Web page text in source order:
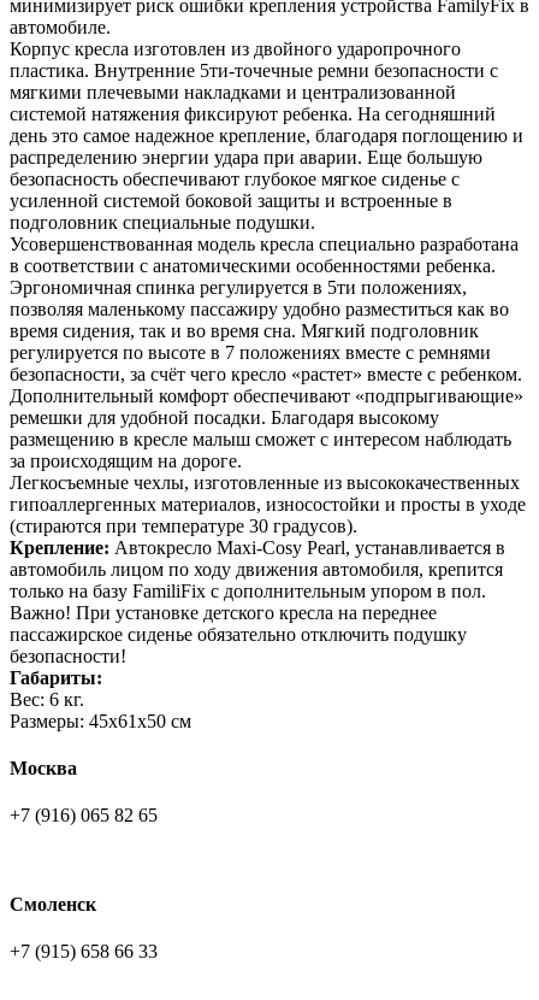
минимизирует риск ошибки крепления устройства FamilyFix в
автомобиле.
Корпус кресла изготовлен из двойного ударопрочного
пластика. Внутренние 5ти-точечные ремни безопасности с
мягкими плечевыми накладками и централизованной
системой натяжения фиксируют ребенка. На сегодняшний
день это самое надежное крепление, благодаря поглощению и
распределению энергии удара при аварии. Еще большую
безопасность обеспечивают глубокое мягкое сиденье с
усиленной системой боковой защиты и встроенные в
подголовник специальные подушки.
Усовершенствованная модель кресла специально разработана
в соответствии с анатомическими особенностями ребенка.
Эргономичная спинка регулируется в 5ти положениях,
позволяя маленькому пассажиру удобно разместиться как во
время сидения, так и во время сна. Мягкий подголовник
регулируется по высоте в 7 положениях вместе с ремнями
безопасности, за счёт чего кресло «растет» вместе с ребенком.
Дополнительный комфорт обеспечивают «подпрыгивающие»
ремешки для удобной посадки. Благодаря высокому
размещению в кресле малыш сможет с интересом наблюдать
за происходящим на дороге.
Легкосъемные чехлы, изготовленные из высококачественных
гипоаллергенных материалов, износостойки и просты в уходе
(стираются при температуре 30 градусов).
Крепление: Автокресло Maxi-Cosy Pearl, устанавливается в
автомобиль лицом по ходу движения автомобиля, крепится
только на базу FamiliFix с дополнительным упором в пол.
Важно! При установке детского кресла на переднее
пассажирское сиденье обязательно отключить подушку
безопасности!
Габариты:
Вес: 6 кг.
Размеры: 45х61х50 см
Москва
+7 (916) 065 82 65
Смоленск
+7 (915) 658 66 33